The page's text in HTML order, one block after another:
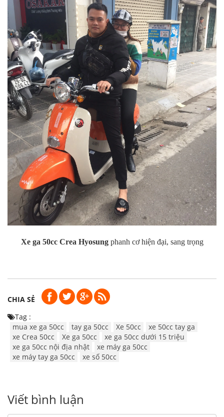
Xe ga 50cc Crea Hyosungphanh cơ hiện đại, sang trọng
CHIA SẺ
Tag :
mua xe ga 50cc
tay ga 50cc Xe 50cc
xe 50cc tay ga
xe Crea 50cc
Xe ga 50cc
xe ga 50cc dưới 15 triệu
xe ga 50cc nội địa nhật
xe máy ga 50cc
xe máy tay ga 50cc
xe số 50cc
Viết bình luận